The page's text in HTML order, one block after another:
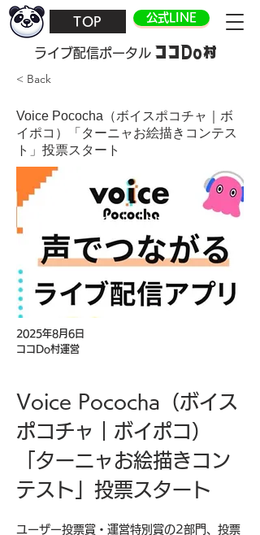
TOP 公式LINE
​ライブ配信ポータル ココDo村
< Back
Voice Pococha（ボイスポコチャ｜ボ
イポコ）「ターニャお絵描きコンテス
ト」投票スタート
2025年8月6日
ココDo村運営
Voice Pococha（ボイス
ポコチャ｜ボイポコ）
「ターニャお絵描きコン
テスト」投票スタート
ユーザー投票賞・運営特別賞の2部門、投票